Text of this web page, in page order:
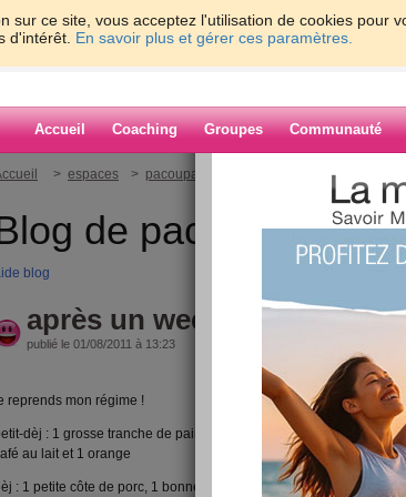
sur ce site, vous acceptez l'utilisation de cookies pour
d'intérêt. En savoir plus et gérer ces paramètres.
Accueil Coaching Groupes Communauté
> espaces > pacoupacou > après un week end très
de pacoupacou
blog
après un week end très
publié le 01/08/2011 à 13:23
reprends mon régime !
dèj : 1 grosse tranche de pain complet, 1 noix de margarine aux
au lait et 1 orange
: 1 petite côte de porc, 1 bonne assiette de taboulé, 1 yaourt